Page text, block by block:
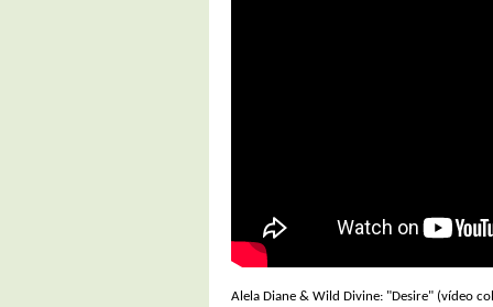
Alela Diane & Wild Divine: "Desire" (vídeo